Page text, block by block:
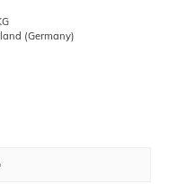
(Germany)